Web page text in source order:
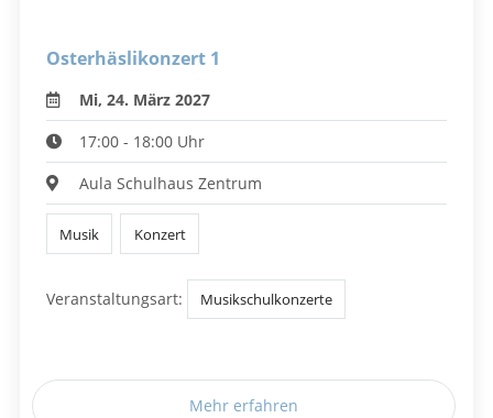
Osterhäslikonzert 1
Mi, 24. März 2027
17:00 - 18:00 Uhr
Aula Schulhaus Zentrum
Musik Konzert
Veranstaltungsart: Musikschulkonzerte
Mehr erfahren